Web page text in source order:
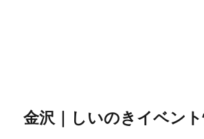
金沢｜しいのきイベン